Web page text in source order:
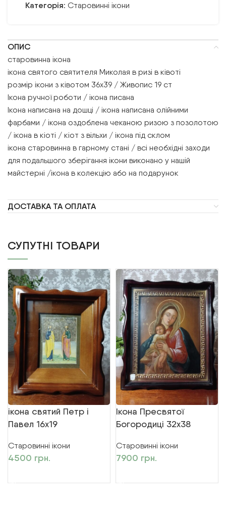
Категорія: Старовинні ікони
ОПИС
старовинна ікона
ікона святого святителя Миколая в ризі в ківоті
розмір ікони з ківотом 36х39 / Живопис 19 ст
Ікона ручної роботи / ікона писана
Ікона написана на дошці / ікона написана олійними
фарбами / ікона оздоблена чеканою ризою з позолотою
/ ікона в кіоті / кіот з вільхи / ікона під склом
ікона старовинна в гарному стані / всі необхідні заходи
для подальшого зберігання ікони виконано у нашій
майстерні /ікона в колекцію або на подарунок
ДОСТАВКА ТА ОПЛАТА
СУПУТНІ ТОВАРИ
ікона святий Петр і
Павел 16х19
Старовинні ікони
4500 грн.
Ікона Пресвятої
Богородиці 32х38
Старовинні ікони
7900 грн.